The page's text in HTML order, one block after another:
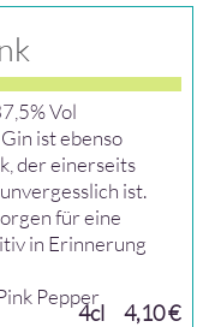
Vol
ist ebenso
der einerseits
ist.
für eine
in Erinnerung
Pepper
4cl 4,10 €